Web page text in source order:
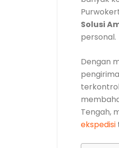
Solusi
personal.
Dengan
Tengah,
ekspedisi